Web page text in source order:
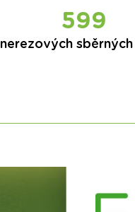
599
nerezových